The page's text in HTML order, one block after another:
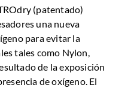
(patentado)
una nueva
para evitar la
tales como Nylon,
de la exposición
de oxígeno. El